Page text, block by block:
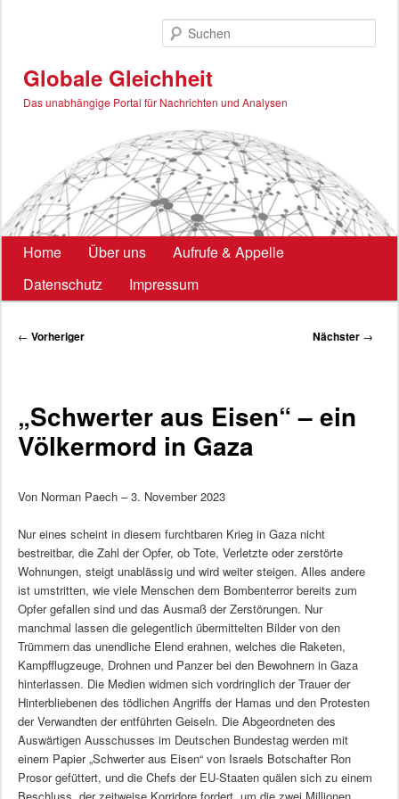
Globale Gleichheit
Das unabhängige Portal für Nachrichten und Analysen
Hauptmenü
Home Über uns
Aufrufe & Appelle
Datenschutz
Impressum
Beitragsnavigation
← Vorheriger Nächster →
„Schwerter aus Eisen“ – ein
Völkermord in Gaza
Von Norman Paech – 3. November 2023
Nur eines scheint in diesem furchtbaren Krieg in Gaza nicht
bestreitbar, die Zahl der Opfer, ob Tote, Verletzte oder zerstörte
Wohnungen, steigt unablässig und wird weiter steigen. Alles andere
ist umstritten, wie viele Menschen dem Bombenterror bereits zum
Opfer gefallen sind und das Ausmaß der Zerstörungen. Nur
manchmal lassen die gelegentlich übermittelten Bilder von den
Trümmern das unendliche Elend erahnen, welches die Raketen,
Kampfflugzeuge, Drohnen und Panzer bei den Bewohnern in Gaza
hinterlassen. Die Medien widmen sich vordringlich der Trauer der
Hinterbliebenen des tödlichen Angriffs der Hamas und den Protesten
der Verwandten der entführten Geiseln. Die Abgeordneten des
Auswärtigen Ausschusses im Deutschen Bundestag werden mit
einem Papier „Schwerter aus Eisen“ von Israels Botschafter Ron
Prosor gefüttert, und die Chefs der EU-Staaten quälen sich zu einem